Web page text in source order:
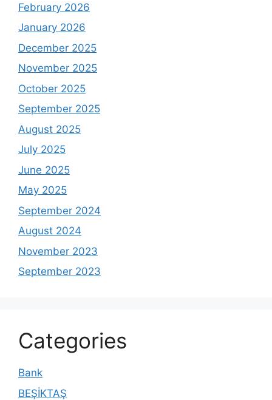
February 2026
January 2026
December 2025
November 2025
October 2025
September 2025
August 2025
July 2025
June 2025
May 2025
September 2024
August 2024
November 2023
September 2023
Categories
Bank
BEŞİKTAŞ